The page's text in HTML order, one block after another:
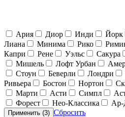
Ария Диор Инди Йорк
Лиана
Минима Рико
Капри
Рене Уэльс Сакура
Мишель
Лофт Урбан
Стоун
Беверли Лондри
Ривьера
Бостон Нортон
Марти
Асти Симпл
Форест
Нео-Классика Ар-
Применить (3) Сбросить